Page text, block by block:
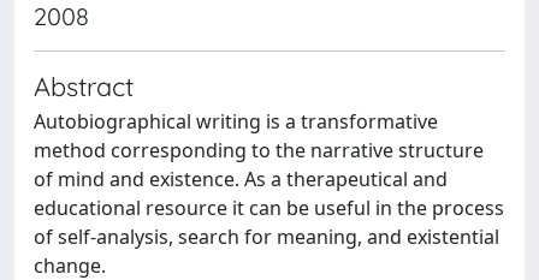
2008
Abstract
Autobiographical writing is a transformative
method corresponding to the narrative structure
of mind and existence. As a therapeutical and
educational resource it can be useful in the process
of self-analysis, search for meaning, and existential
change.